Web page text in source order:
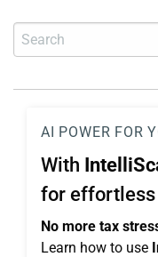
AI POWER FOR
With
for effortless
No more tax
Learn how to use